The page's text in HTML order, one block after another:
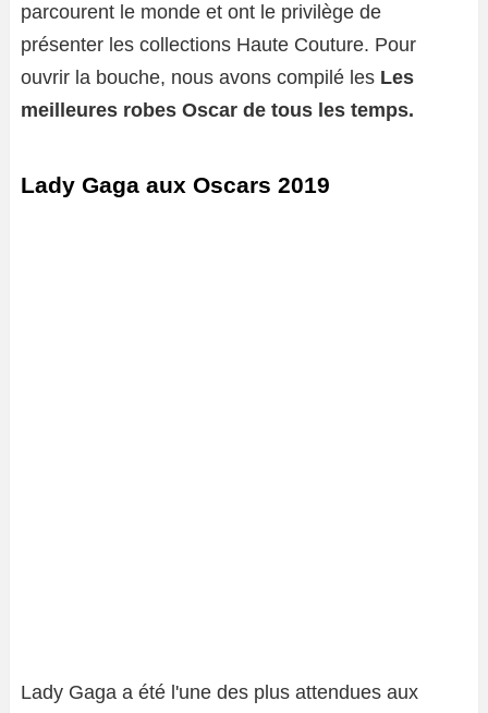
parcourent le monde et ont le privilège de
présenter les collections Haute Couture. Pour
ouvrir la bouche, nous avons compilé les Les
meilleures robes Oscar de tous les temps.
Lady Gaga aux Oscars 2019
Lady Gaga a été l'une des plus attendues aux